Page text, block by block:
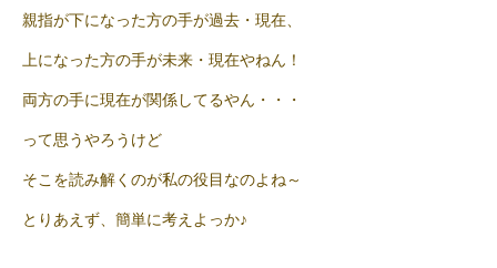
親指が下になった方の手が過去・現在、
上になった方の手が未来・現在やねん！
両方の手に現在が関係してるやん・・・
って思うやろうけど
そこを読み解くのが私の役目なのよね～
とりあえず、簡単に考えよっか♪